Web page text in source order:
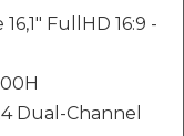
FullHD 16:9 -
Dual-Channel